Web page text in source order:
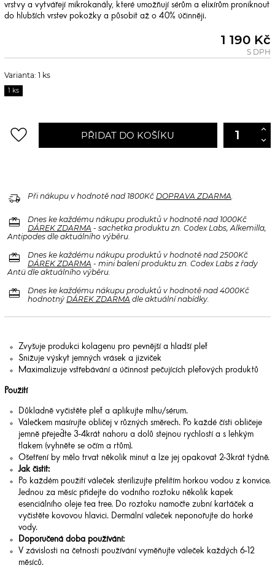
vrstvy a vytvářejí mikrokanály, které umožňují sérům a elixírům proniknout
do hlubších vrstev pokožky a působit až o 40% účinněji.
1 190 Kč
S DPH
Varianta: 1 ks
1 ks
favorite_border PŘIDAT DO KOŠÍKU
delivery_truck_speed Při nákupu v hodnotě nad 1800Kč DOPRAVA ZDARMA
redeem
Dnes ke každému nákupu produktů v hodnotě nad 1000Kč
DÁREK ZDARMA - sachetka produktu zn. Codex Labs, Alkemilla,
Antipodes dle aktuálního výběru.
redeem
Dnes ke každému nákupu produktů v hodnotě nad 2500Kč
DÁREK ZDARMA - mini balení produktu zn. Codex Labs z řady
Antü dle aktuálního výběru.
redeem
Dnes ke každému nákupu produktů v hodnotě nad 4000Kč
hodnotný DÁREK ZDARMA dle aktuální nabídky.
Zvyšuje produkci kolagenu pro pevnější a hladší pleť
Snižuje výskyt jemných vrásek a jizviček
Maximalizuje vstřebávání a účinnost pečujících pleťových produktů
Použití
Důkladně vyčistěte pleť a aplikujte mlhu/sérum.
Válečkem masírujte obličej v různých směrech. Po každé čísti obličeje
jemně přejeďte 3-4krát nahoru a dolů stejnou rychlostí a s lehkým
tlakem (vyhněte se očím a rtům).
Ošetření by mělo trvat několik minut a lze jej opakovat 2-3krát týdně.
Jak čistit:
Po každém použití váleček sterilizujte přelitím horkou vodou z konvice.
Jednou za měsíc přidejte do vodního roztoku několik kapek
esenciálního oleje tea tree. Do roztoku namočte zubní kartáček a
vyčistěte kovovou hlavici. Dermální váleček neponořujte do horké
vody.
Doporučená doba používání:
V závislosti na četnosti používání vyměňujte váleček každých 6-12
měsíců.